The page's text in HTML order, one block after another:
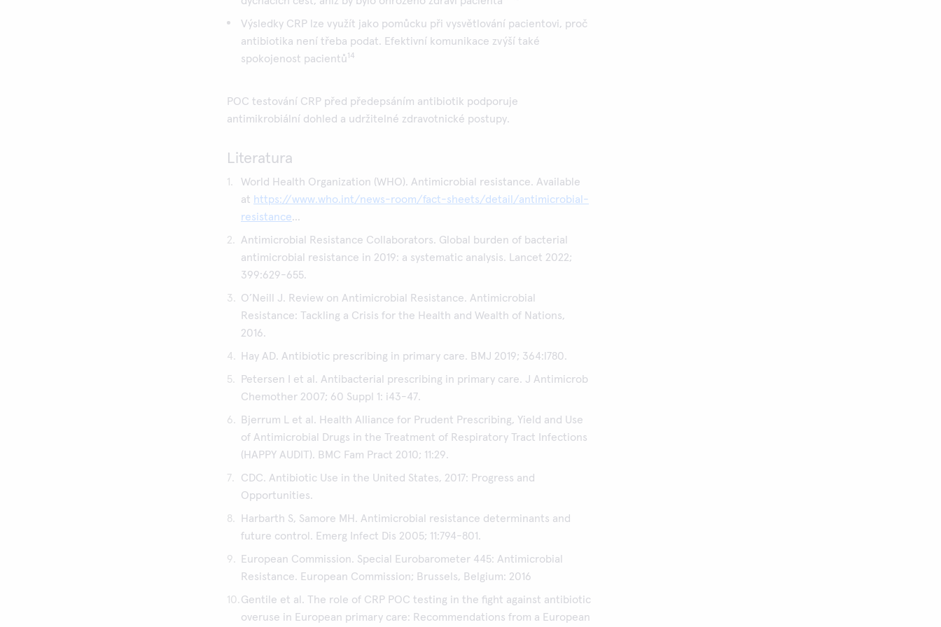
Výsledky CRP lze využít jako pomůcku při vysvětlování pacientovi, proč
antibiotika není třeba podat. Efektivní komunikace zvýší také
spokojenost pacientů14
POC testování CRP před předepsáním antibiotik podporuje
antimikrobiální dohled a udržitelné zdravotnické postupy.
Literatura
World Health Organization (WHO). Antimicrobial resistance. Available
at https://www.who.int/news-room/fact-sheets/detail/antimicrobial-
resistance...
Antimicrobial Resistance Collaborators. Global burden of bacterial
antimicrobial resistance in 2019: a systematic analysis. Lancet 2022;
399:629-655.
O’Neill J. Review on Antimicrobial Resistance. Antimicrobial
Resistance: Tackling a Crisis for the Health and Wealth of Nations,
2016.
Hay AD. Antibiotic prescribing in primary care. BMJ 2019; 364:l780.
Petersen I et al. Antibacterial prescribing in primary care. J Antimicrob
Chemother 2007; 60 Suppl 1: i43-47.
Bjerrum L et al. Health Alliance for Prudent Prescribing, Yield and Use
of Antimicrobial Drugs in the Treatment of Respiratory Tract Infections
(HAPPY AUDIT). BMC Fam Pract 2010; 11:29.
CDC. Antibiotic Use in the United States, 2017: Progress and
Opportunities.
Harbarth S, Samore MH. Antimicrobial resistance determinants and
future control. Emerg Infect Dis 2005; 11:794-801.
European Commission. Special Eurobarometer 445: Antimicrobial
Resistance. European Commission; Brussels, Belgium: 2016
Gentile et al. The role of CRP POC testing in the fight against antibiotic
overuse in European primary care: Recommendations from a European